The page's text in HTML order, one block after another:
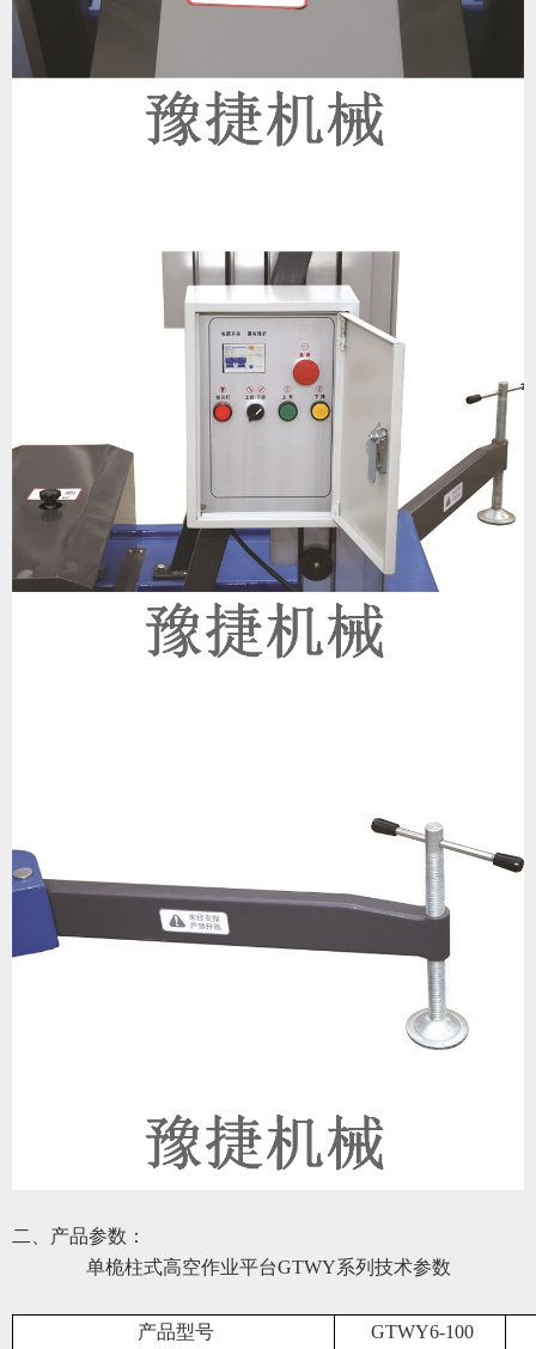
二、产品参数：
单桅柱式高空作业平台GTWY系列 技术参数
产品型号
GTWY6-100